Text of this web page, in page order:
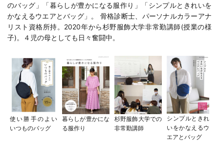
のバッグ 」「暮らしが豊かになる服作り 」「シンプルときれいを
かなえるウエアとバッグ 」。 骨格診断士、パーソナルカラーアナ
リスト資格所持。2020年から杉野服飾大学非常勤講師(授業の様
子)。４児の母としても日々奮闘中。
使い勝手のよい
いつものバッグ
暮らしが豊かにな
る服作り
杉野服飾大学での
非常勤講師
シンプルときれ
いをかなえるウ
エアとバッグ